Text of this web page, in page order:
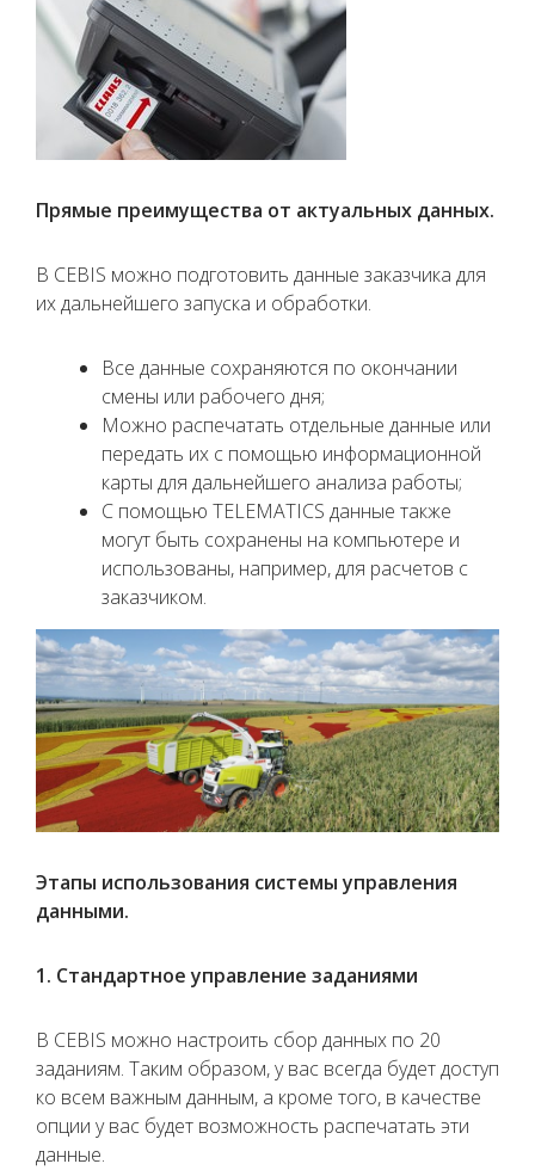
Прямые преимущества от актуальных данных.
В CEBIS можно подготовить данные заказчика для
их дальнейшего запуска и обработки.
Все данные сохраняются по окончании
смены или рабочего дня;
Можно распечатать отдельные данные или
передать их с помощью информационной
карты для дальнейшего анализа работы;
С помощью TELEMATICS данные также
могут быть сохранены на компьютере и
использованы, например, для расчетов с
заказчиком.
Этапы использования системы управления
данными.
1. Стандартное управление заданиями
В CEBIS можно настроить сбор данных по 20
заданиям. Таким образом, у вас всегда будет доступ
ко всем важным данным, а кроме того, в качестве
опции у вас будет возможность распечатать эти
данные.